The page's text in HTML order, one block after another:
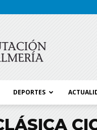
DEPORTES